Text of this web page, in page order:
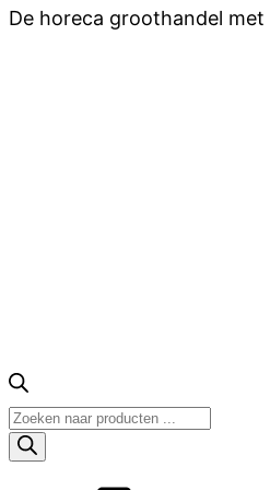
De horeca groothandel
Producten
zoeken